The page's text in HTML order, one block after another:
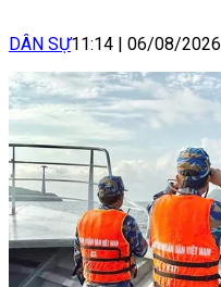
DÂN SỰ11:14 06/08/2026